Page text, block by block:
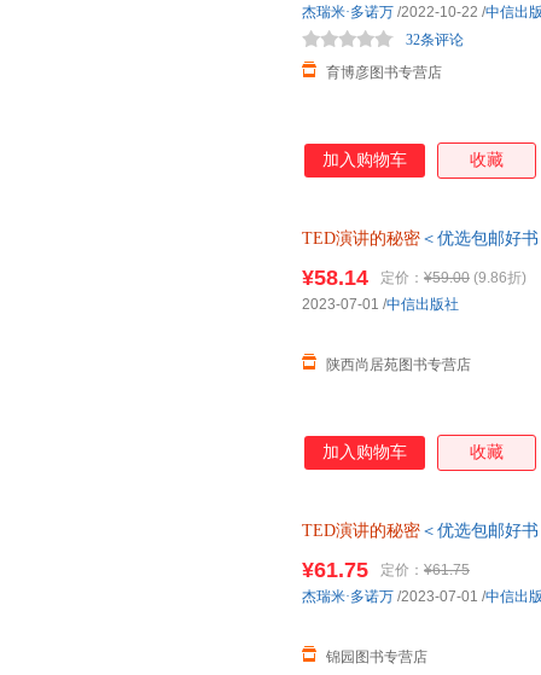
育博彦图书专营店
32条评论
杰瑞米·多诺万 /2022-10-22 /中信出
加入购物车 收藏
TED演讲的秘密 ＜优选包邮好
¥58.14 定价： ¥59.00 (9.86折)
陕西尚居苑图书专营店
2023-07-01 /中信出版社
加入购物车 收藏
TED演讲的秘密 ＜优选包邮好
¥61.75 定价： ¥61.75
锦园图书专营店
杰瑞米·多诺万 /2023-07-01 /中信出